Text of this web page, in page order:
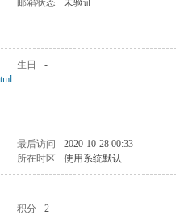
邮箱状态 未验证
生日
-
最后访问
2020-10-28 00:33
所在时区 使用系统默认
积分
2